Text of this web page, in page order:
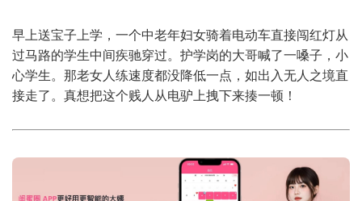
早上送宝子上学，一个中老年妇女骑着电动车直接闯红灯从
过马路的学生中间疾驰穿过。护学岗的大哥喊了一嗓子，小
心学生。那老女人练速度都没降低一点，如出入无人之境直
接走了。真想把这个贱人从电驴上拽下来揍一顿！